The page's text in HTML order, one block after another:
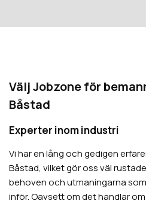
Välj Jobzone för
Båstad
Experter inom industri
Vi har en lång och gedigen
Båstad, vilket gör oss väl
behoven och utmaningarna
inför. Oavsett om det handlar